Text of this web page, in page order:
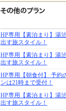
HP専用【素泊まり】湯
出す旅スタイル！
HP専用【素泊まり】湯
出す旅スタイル！
HP専用【朝食付】 予約
ンは21時まで受付！
HP専用【素泊まり】湯
出す旅スタイル！